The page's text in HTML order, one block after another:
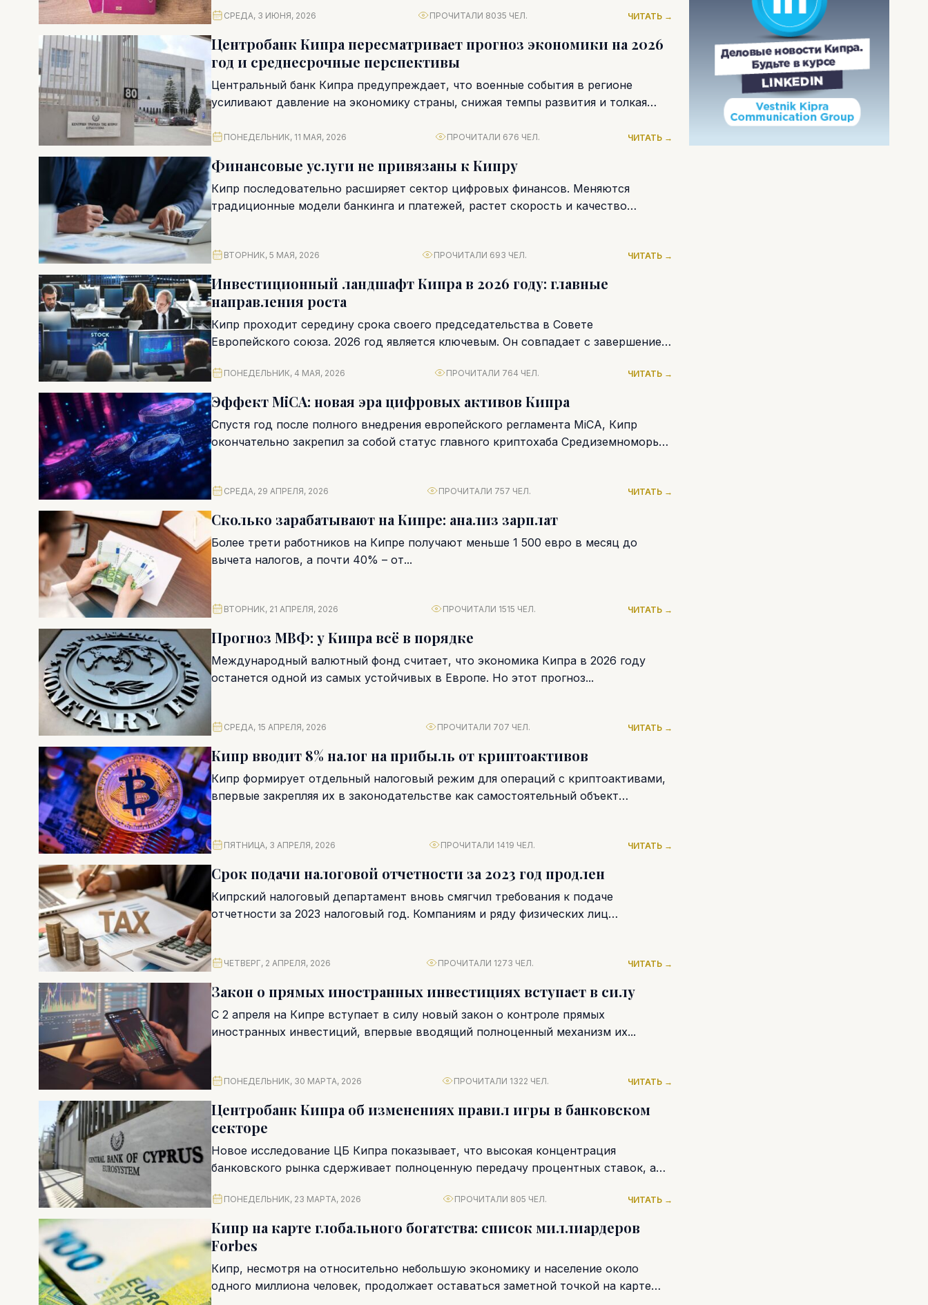
СРЕДА, 3 ИЮНЯ, 2026 ПРОЧИТАЛИ 8035 ЧЕЛ. ЧИТАТЬ →
Центробанк Кипра пересматривает прогноз экономики на 2026
год и среднесрочные перспективы
Центральный банк Кипра предупреждает, что военные события в регионе
усиливают давление на экономику страны, снижая темпы развития и толкая
ПОНЕДЕЛЬНИК, 11 МАЯ, 2026 ПРОЧИТАЛИ 676 ЧЕЛ. ЧИТАТЬ →
Финансовые услуги не привязаны к Кипру
Кипр последовательно расширяет сектор цифровых финансов. Меняются
традиционные модели банкинга и платежей, растет скорость и качество
ВТОРНИК, 5 МАЯ, 2026 ПРОЧИТАЛИ 693 ЧЕЛ. ЧИТАТЬ →
Инвестиционный ландшафт Кипра в 2026 году: главные
направления роста
Кипр проходит середину срока своего председательства в Совете
Европейского союза. 2026 год является ключевым. Он совпадает с завершением
ПОНЕДЕЛЬНИК, 4 МАЯ, 2026 ПРОЧИТАЛИ 764 ЧЕЛ. ЧИТАТЬ →
Эффект MiCA: новая эра цифровых активов Кипра
Спустя год после полного внедрения европейского регламента MiCA, Кипр
окончательно закрепил за собой статус главного криптохаба Средиземноморья.
СРЕДА, 29 АПРЕЛЯ, 2026 ПРОЧИТАЛИ 757 ЧЕЛ. ЧИТАТЬ →
Сколько зарабатывают на Кипре: анализ зарплат
Более трети работников на Кипре получают меньше 1 500 евро в месяц до
вычета налогов, а почти 40% – от...
ВТОРНИК, 21 АПРЕЛЯ, 2026 ПРОЧИТАЛИ 1515 ЧЕЛ. ЧИТАТЬ →
Прогноз МВФ: у Кипра всё в порядке
Международный валютный фонд считает, что экономика Кипра в 2026 году
останется одной из самых устойчивых в Европе. Но этот прогноз...
СРЕДА, 15 АПРЕЛЯ, 2026 ПРОЧИТАЛИ 707 ЧЕЛ. ЧИТАТЬ →
Кипр вводит 8% налог на прибыль от криптоактивов
Кипр формирует отдельный налоговый режим для операций с криптоактивами,
впервые закрепляя их в законодательстве как самостоятельный объект
ПЯТНИЦА, 3 АПРЕЛЯ, 2026 ПРОЧИТАЛИ 1419 ЧЕЛ. ЧИТАТЬ →
Срок подачи налоговой отчетности за 2023 год продлен
Кипрский налоговый департамент вновь смягчил требования к подаче
отчетности за 2023 налоговый год. Компаниям и ряду физических лиц
ЧЕТВЕРГ, 2 АПРЕЛЯ, 2026 ПРОЧИТАЛИ 1273 ЧЕЛ. ЧИТАТЬ →
Закон о прямых иностранных инвестициях вступает в силу
С 2 апреля на Кипре вступает в силу новый закон о контроле прямых
иностранных инвестиций, впервые вводящий полноценный механизм их...
ПОНЕДЕЛЬНИК, 30 МАРТА, 2026 ПРОЧИТАЛИ 1322 ЧЕЛ. ЧИТАТЬ →
Центробанк Кипра об изменениях правил игры в банковском
секторе
Новое исследование ЦБ Кипра показывает, что высокая концентрация
банковского рынка сдерживает полноценную передачу процентных ставок, а
ПОНЕДЕЛЬНИК, 23 МАРТА, 2026 ПРОЧИТАЛИ 805 ЧЕЛ. ЧИТАТЬ →
Кипр на карте глобального богатства: список миллиардеров
Forbes
Кипр, несмотря на относительно небольшую экономику и население около
одного миллиона человек, продолжает оставаться заметной точкой на карте